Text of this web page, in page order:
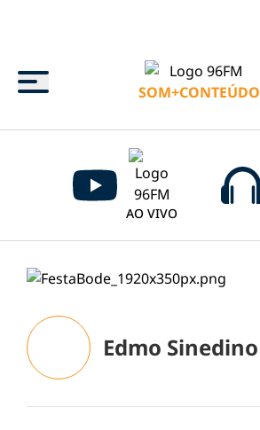
Menu
SOM+CONTEÚDO
AO VIVO
Edmo Sinedino